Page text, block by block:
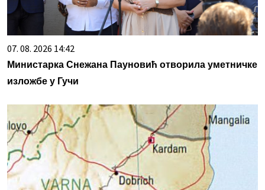
07. 08. 2026 14:42
Министарка Снежана Пауновић отворила уметничке
изложбе у Гучи